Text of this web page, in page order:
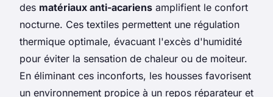
des matériaux anti-acariens amplifient le confort
nocturne. Ces textiles permettent une régulation
thermique optimale, évacuant l'excès d'humidité
pour éviter la sensation de chaleur ou de moiteur.
En éliminant ces inconforts, les housses favorisent
un environnement propice à un repos réparateur et